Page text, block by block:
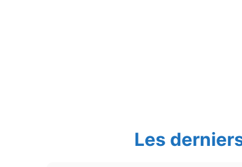
Les